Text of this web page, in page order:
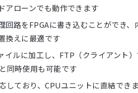
アローンでも動作できます
回路をFPGAに書き込むことができ、
換えに最適です
イルに加工し、FTP（クライアント
同時使用も可能です
しており、CPUユニットに直結でき